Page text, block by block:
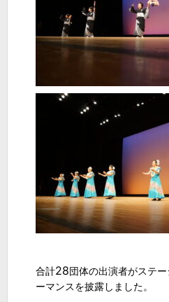
合計28団体の出演者がステ
ーマンスを披露しました。